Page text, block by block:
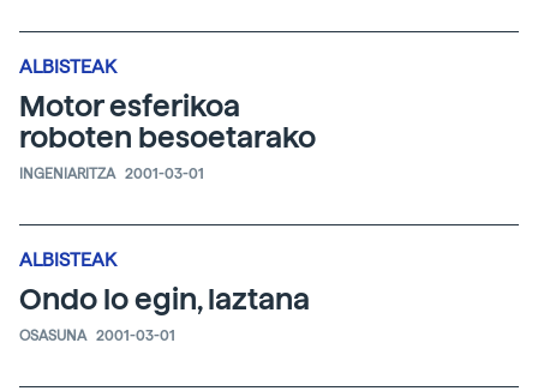
ALBISTEAK
Motor esferikoa
roboten besoetarako
INGENIARITZA 2001-03-01
ALBISTEAK
Ondo lo egin, laztana
OSASUNA 2001-03-01